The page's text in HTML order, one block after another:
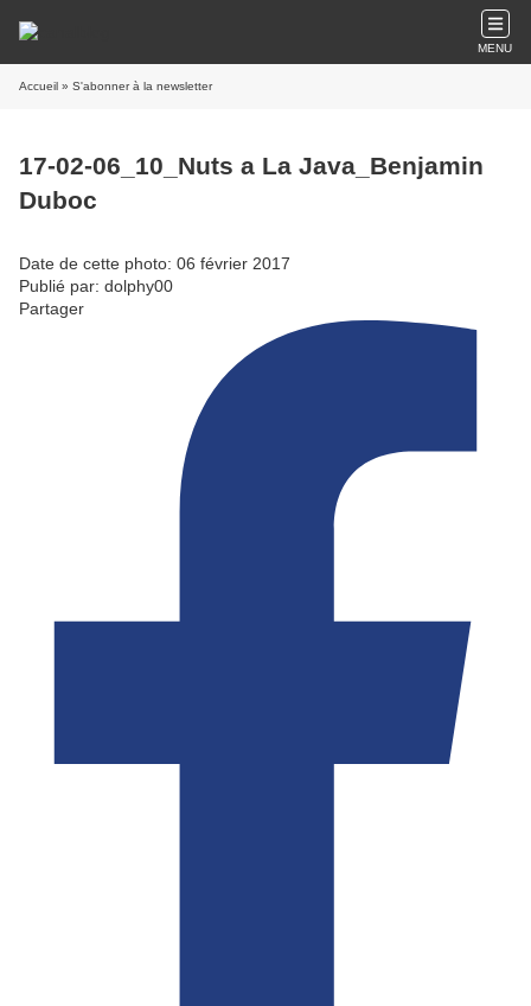
MENU
Accueil » S'abonner à la newsletter
17-02-06_10_Nuts a La Java_Benjamin
Duboc
Date de cette photo: 06 février 2017
Publié par: dolphy00
Partager